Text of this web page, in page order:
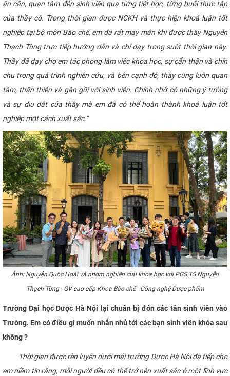
ân cần, quan tâm đến sinh viên qua từng tiết học, từng buổi thực tập
của thầy cô. Trong thời gian được NCKH và thực hiện khoá luận tốt
nghiệp tại bộ môn Bào chế, em đã rất may mắn khi được thầy Nguyễn
Thạch Tùng trực tiếp hướng dẫn và chỉ dạy trong suốt thời gian này.
Thầy đã dạy cho em tác phong làm việc khoa học, sự cẩn thận và chỉn
chu trong quá trình nghiên cứu, và bên cạnh đó, thầy cũng luôn quan
tâm, thân thiện và gần gũi với sinh viên. Chính nhờ có những ý tưởng
và sự dìu dắt của thầy mà em đã có thể hoàn thành khoá luận tốt
nghiệp một cách xuất sắc.”
Ảnh: Nguyễn Quốc Hoài và nhóm nghiên cứu khoa học với PGS.TS Nguyễn
Thạch Tùng - GV cao cấp Khoa Bào chế - Công nghệ Dược phẩm
Trường Đại học Dược Hà Nội lại chuẩn bị đón các tân sinh viên vào
Trường. Em có điều gì muốn nhắn nhủ tới các bạn sinh viên khóa sau
không ?
Thời gian được rèn luyện dưới mái trường Dược Hà Nội đã tiếp cho
em niềm tin rằng, mỗi người đều có thể trở nên xuất sắc ở một lĩnh vực